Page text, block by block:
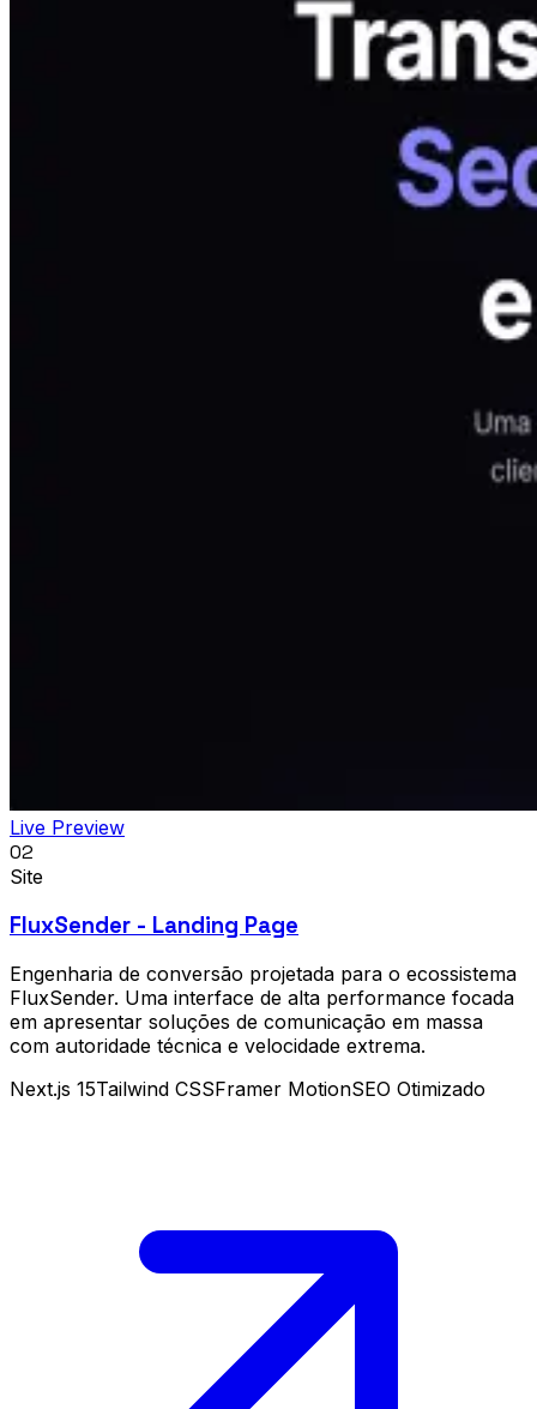
Live Preview
02
Site
FluxSender - Landing Page
Engenharia de conversão projetada para o ecossistema
FluxSender. Uma interface de alta performance focada
em apresentar soluções de comunicação em massa
com autoridade técnica e velocidade extrema.
Next.js 15Tailwind CSSFramer MotionSEO Otimizado